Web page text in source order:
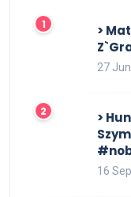
>
27
>
16